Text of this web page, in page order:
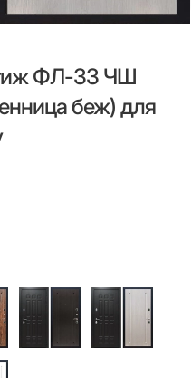
ФЛ-33 ЧШ
беж) для